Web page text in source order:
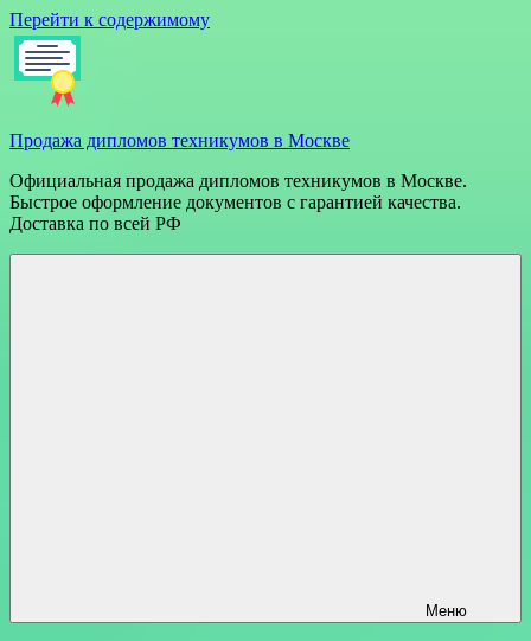
Перейти к содержимому
Продажа дипломов техникумов в Москве
Официальная продажа дипломов техникумов в Москве.
Быстрое оформление документов с гарантией качества.
Доставка по всей РФ
Меню